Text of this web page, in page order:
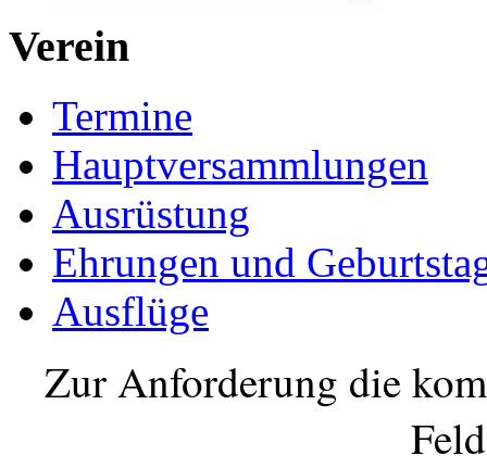
Verein
Termine
Hauptversammlungen
Ausrüstung
Ehrungen und
Ausflüge
Zur Anforderung die